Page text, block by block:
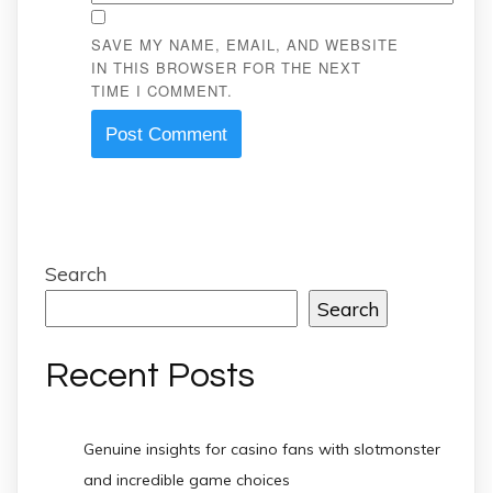
SAVE MY NAME, EMAIL, AND WEBSITE
IN THIS BROWSER FOR THE NEXT
TIME I COMMENT.
Search
Search
Recent Posts
Genuine insights for casino fans with slotmonster
and incredible game choices